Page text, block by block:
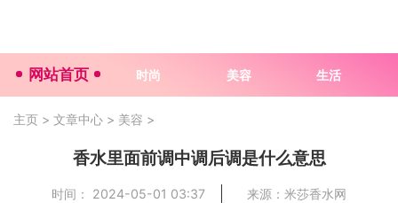
网站首页 时尚 美容 生活
主页 > 文章中心 > 美容 >
香水里面前调中调后调是什么意思
时间： 2024-05-01 03:37 来源：米莎香水网